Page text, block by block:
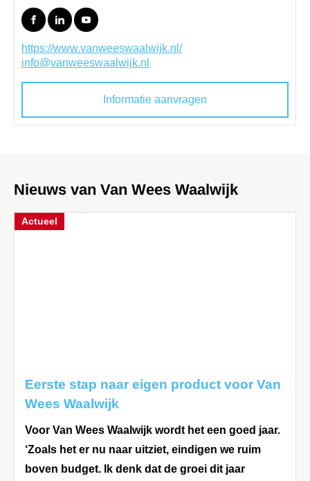
https://www.vanweeswaalwijk.nl/
info@vanweeswaalwijk.nl
Informatie aanvragen
Nieuws van Van Wees Waalwijk
Actueel
Eerste stap naar eigen product voor Van
Wees Waalwijk
Voor Van Wees Waalwijk wordt het een goed jaar.
‘Zoals het er nu naar uitziet, eindigen we ruim
boven budget. Ik denk dat de groei dit jaar